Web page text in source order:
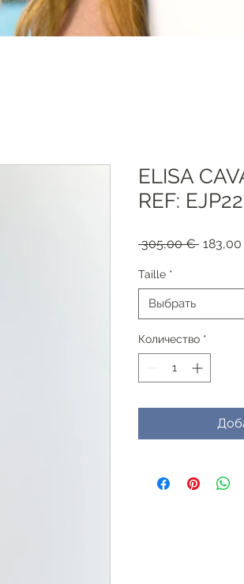
ELISA
REF:
305,00 €
Taille *
Выбрать
Количество *